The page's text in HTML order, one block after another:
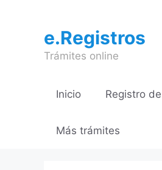
contenidoe.Registros
Trámites online
Inicio Registro
Más trámites